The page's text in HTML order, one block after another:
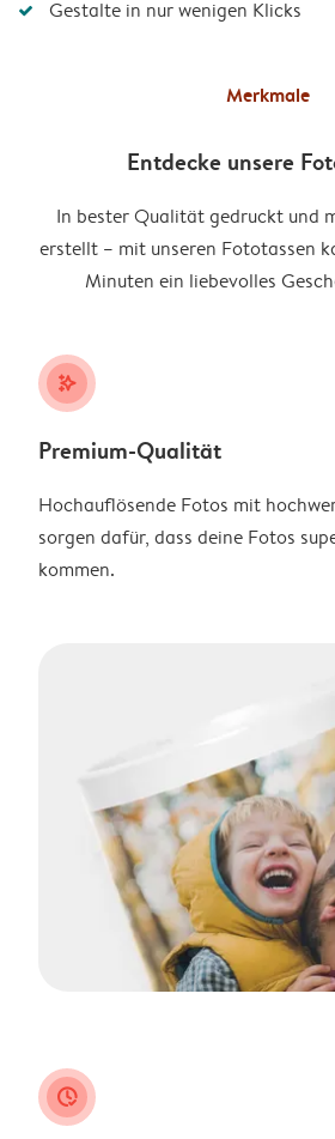
Gestalte in nur wenigen Klicks
Merkmale
Entdecke unsere
In bester Qualität gedruckt und
erstellt – mit unseren Fototassen
Minuten ein liebevolles
stars_plus
Premium-Qualität
Hochauflösende Fotos mit
sorgen dafür, dass deine Fotos
kommen.
clock_check